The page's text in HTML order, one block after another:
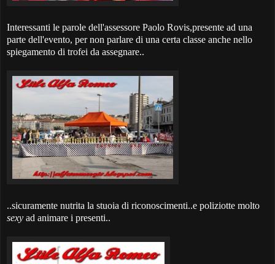
Interessanti le parole dell'assessore Paolo Rovis,presente ad una
parte dell'evento, per non parlare di una certa classe anche nello
spiegamento di trofei da assegnare..
..sicuramente nutrita la stuoia di riconoscimenti..e poliziotte molto
sexy ad animare i presenti..